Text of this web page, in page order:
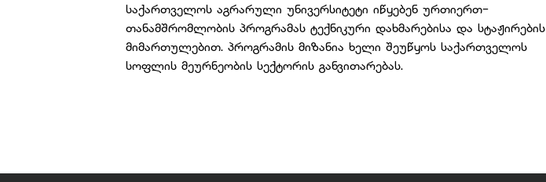
საქართველოს აგრარული უნივერსიტეტი იწყებენ ურთიერთ-
თანამშრომლობის პროგრამას ტექნიკური დახმარებისა და სტაჟირების
მიმართულებით. პროგრამის მიზანია ხელი შეუწყოს საქართველოს
სოფლის მეურნეობის სექტორის განვითარებას.